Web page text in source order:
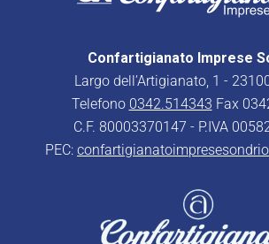
Confartigianato Imprese
Largo dell’Artigianato, 1 -
Telefono 0342.514343 Fax
C.F. 80003370147 - P.IVA
PEC: